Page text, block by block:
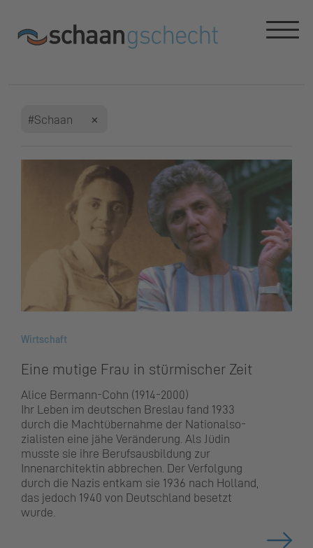
#Schaan
Wirtschaft
Eine mutige Frau in stürmischer Zeit
Alice Bermann-Cohn (1914-2000)
Ihr Leben im deutschen Breslau fand 1933
durch die Machtübernahme der National­so­
zialisten eine jähe Veränderung. Als Jüdin
musste sie ihre Berufsausbildung zur
Innenarchitektin abbrechen. Der Verfolgung
durch die Nazis entkam sie 1936 nach Holland,
das jedoch 1940 von Deutschland besetzt
wurde.